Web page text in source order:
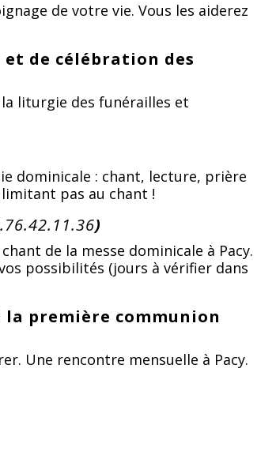
de votre vie. Vous les aiderez
et de célébration des
liturgie des funérailles et
dominicale : chant, lecture, prière
pas au chant !
)
de la messe dominicale à Pacy.
possibilités (jours à vérifier dans
première communion
Une rencontre mensuelle à Pacy.